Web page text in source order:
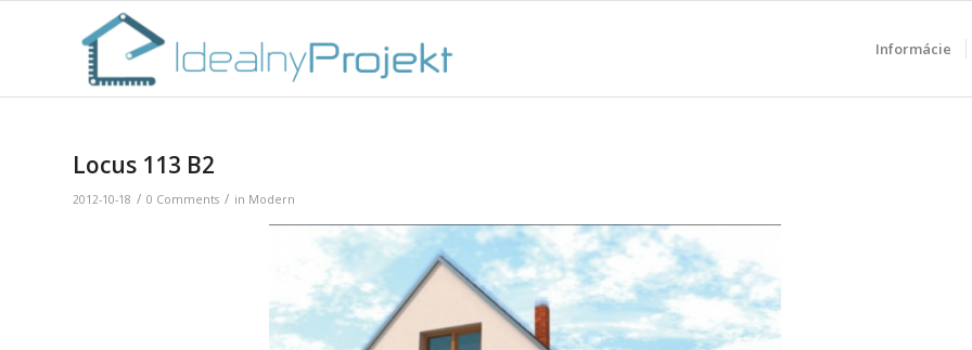
Informácie
Locus 113 B2
2012-10-18 / 0 Comments / in Modern